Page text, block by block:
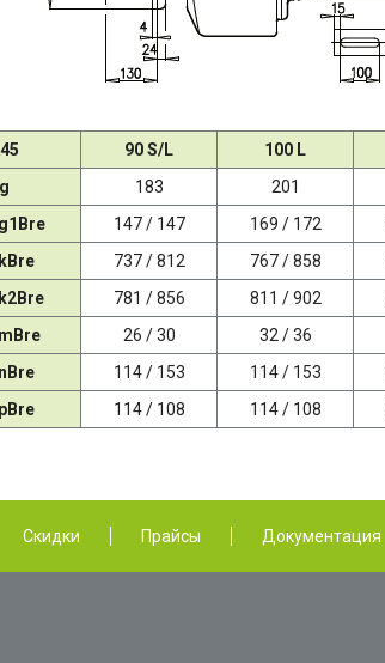
90 S/L 100 L
g
183 201
147 / 147 169 / 172
737 / 812 767 / 858
781 / 856 811 / 902
26 / 30 32 / 36
114 / 153 114 / 153
114 / 108 114 / 108
Скидки Прайсы Документация